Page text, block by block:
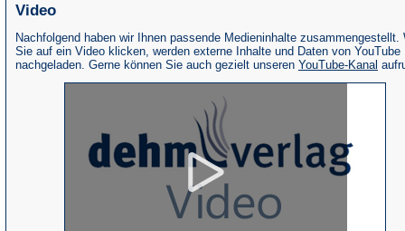
Video
Nachfolgend haben wir Ihnen passende Medieninhalte zusammengestellt.
Sie auf ein Video klicken, werden externe Inhalte und Daten von YouTube
nachgeladen. Gerne können Sie auch gezielt unseren YouTube-Kanal